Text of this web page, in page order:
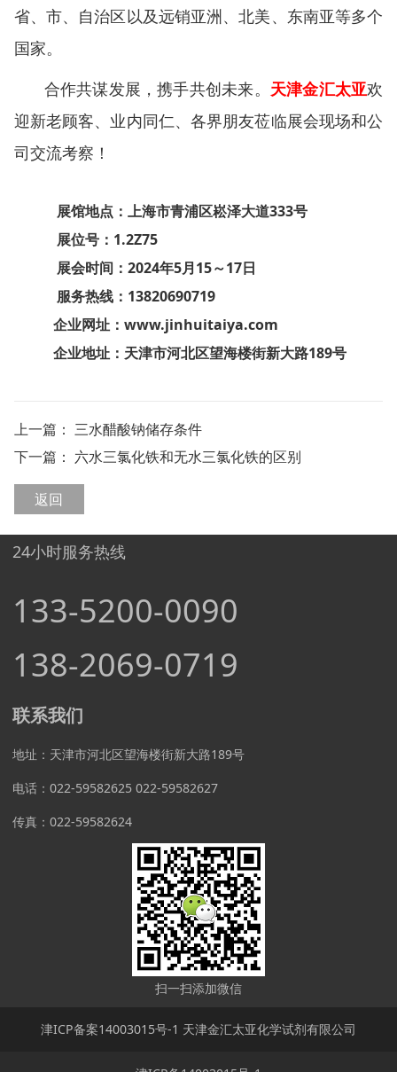
省、市、自治区以及远销亚洲、北美、东南亚等多个
国家。
合作共谋发展，携手共创未来。 天津金汇太亚欢
迎新老顾客、业内同仁、各界朋友莅临展会现场和公
司交流考察！
展馆地点：上海市青浦区崧泽大道333号
展位号：1.2Z75
展会时间：2024年5月15～17日
服务热线：13820690719
企业网址：www.jinhuitaiya.com
企业地址：天津市河北区望海楼街新大路189号
上一篇： 三水醋酸钠储存条件
下一篇： 六水三氯化铁和无水三氯化铁的区别
返回
24小时服务热线
133-5200-0090
138-2069-0719
联系我们
地址：天津市河北区望海楼街新大路189号
电话：022-59582625 022-59582627
传真：022-59582624
扫一扫添加微信
津ICP备案14003015号-1 天津金汇太亚化学试剂有限公司